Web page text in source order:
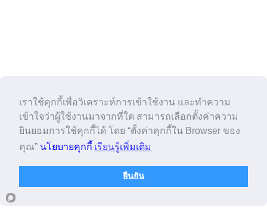
เราใช้คุกกี้เพื่อวิเคราะห์การเข้าใช้งาน และทำความ
เข้าใจว่าผู้ใช้งานมาจากที่ใด สามารถเลือกตั้งค่าความ
ยินยอมการใช้คุกกี้ได้ โดย “ตั้งค่าคุกกี้ใน Browser ของ
คุณ” นโยบายคุกกี้ เรียนรู้เพิ่มเติม
ยืนยัน